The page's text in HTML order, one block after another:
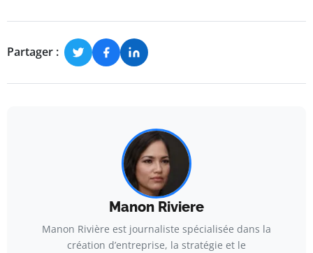
Partager :
Manon Riviere
Manon Rivière est journaliste spécialisée dans la
création d’entreprise, la stratégie et le